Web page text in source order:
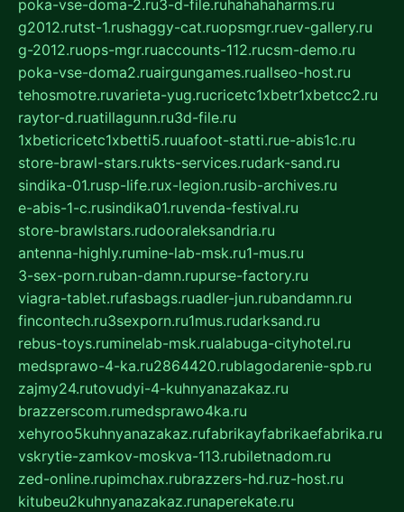
poka-vse-doma-2.ru3-d-file.ruhahahaharms.ru
g2012.rutst-1.rushaggy-cat.ruopsmgr.ruev-gallery.ru
g-2012.ruops-mgr.ruaccounts-112.rucsm-demo.ru
poka-vse-doma2.ruairgungames.ruallseo-host.ru
tehosmotre.ruvarieta-yug.rucricetc1xbetr1xbetcc2.ru
raytor-d.ruatillagunn.ru3d-file.ru
1xbeticricetc1xbetti5.ruuafoot-statti.rue-abis1c.ru
store-brawl-stars.rukts-services.rudark-sand.ru
sindika-01.rusp-life.rux-legion.rusib-archives.ru
e-abis-1-c.rusindika01.ruvenda-festival.ru
store-brawlstars.rudooraleksandria.ru
antenna-highly.rumine-lab-msk.ru1-mus.ru
3-sex-porn.ruban-damn.rupurse-factory.ru
viagra-tablet.rufasbags.ruadler-jun.rubandamn.ru
fincontech.ru3sexporn.ru1mus.rudarksand.ru
rebus-toys.ruminelab-msk.rualabuga-cityhotel.ru
medsprawo-4-ka.ru2864420.rublagodarenie-spb.ru
zajmy24.rutovudyi-4-kuhnyanazakaz.ru
brazzerscom.rumedsprawo4ka.ru
xehyroo5kuhnyanazakaz.rufabrikayfabrikaefabrika.ru
vskrytie-zamkov-moskva-113.rubiletnadom.ru
zed-online.rupimchax.rubrazzers-hd.ruz-host.ru
kitubeu2kuhnyanazakaz.runaperekate.ru